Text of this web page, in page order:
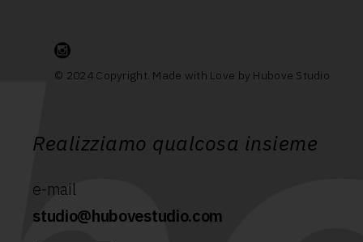
© 2024 Copyright. Made with Love by Hubove Studio
Realizziamo qualcosa insieme
e-mail
studio@hubovestudio.com